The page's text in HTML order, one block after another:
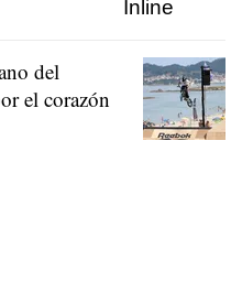
del
el corazón